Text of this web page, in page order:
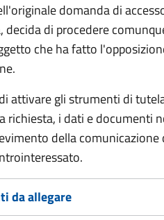
domanda di
decida di procedere
che ha fatto
attivare gli strumenti di
i dati e documenti
della
da allegare